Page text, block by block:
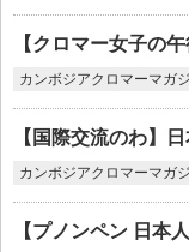
【クロマー女子の
カンボジアクロマーマガ
【国際交流のわ】
カンボジアクロマーマガ
【プノンペン 日本